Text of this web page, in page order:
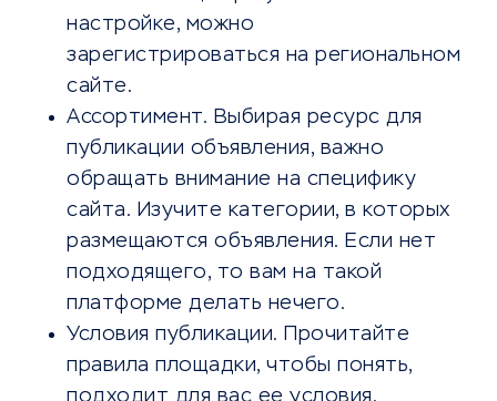
настройке, можно
зарегистрироваться на региональном
сайте.
Ассортимент. Выбирая ресурс для
публикации объявления, важно
обращать внимание на специфику
сайта. Изучите категории, в которых
размещаются объявления. Если нет
подходящего, то вам на такой
платформе делать нечего.
Условия публикации. Прочитайте
правила площадки, чтобы понять,
подходит для вас ее условия.